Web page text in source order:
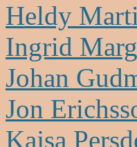
Heldy
Ingrid
Johan
Jon
Kajsa